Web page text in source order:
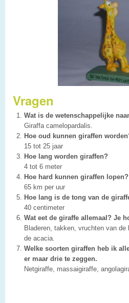
Vragen
Wat is de wetenschappelijke
Giraffa camelopardalis.
Hoe oud kunnen giraffen
15 tot 25 jaar
Hoe lang worden giraffen?
4 tot 6 meter
Hoe hard kunnen giraffen lopen?
65 km per uur
Hoe lang is de tong van de
40 centimeter
Wat eet de giraffe allemaal? Je
Bladeren, takken, vruchten van de
de acacia.
Welke soorten giraffen heb ik
er maar drie te zeggen.
Netgiraffe, massaigiraffe,